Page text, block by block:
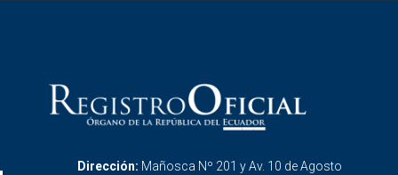
Dirección: Mañosca Nº 201 y Av. 10 de Agosto